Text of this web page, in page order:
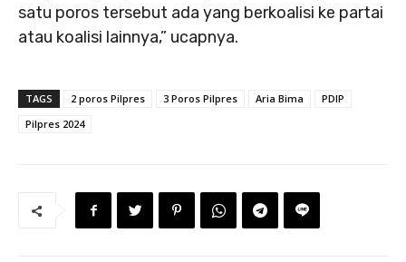
satu poros tersebut ada yang berkoalisi ke partai
atau koalisi lainnya,” ucapnya.
TAGS 2 poros Pilpres 3 Poros Pilpres Aria Bima
PDIP
Pilpres 2024